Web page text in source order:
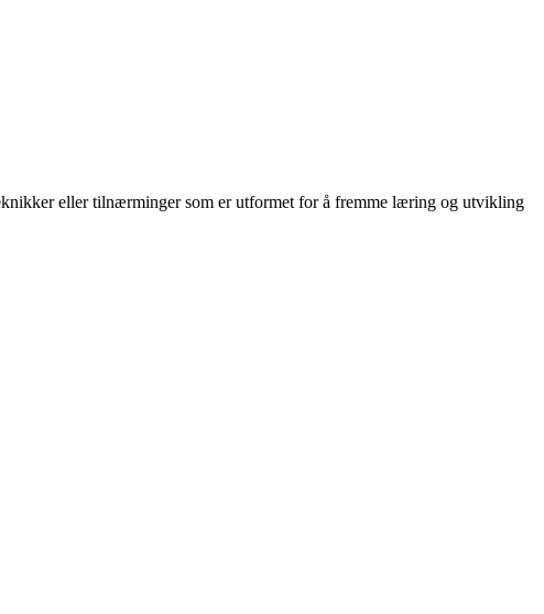
eller tilnærminger som er utformet for å fremme læring og utvikling